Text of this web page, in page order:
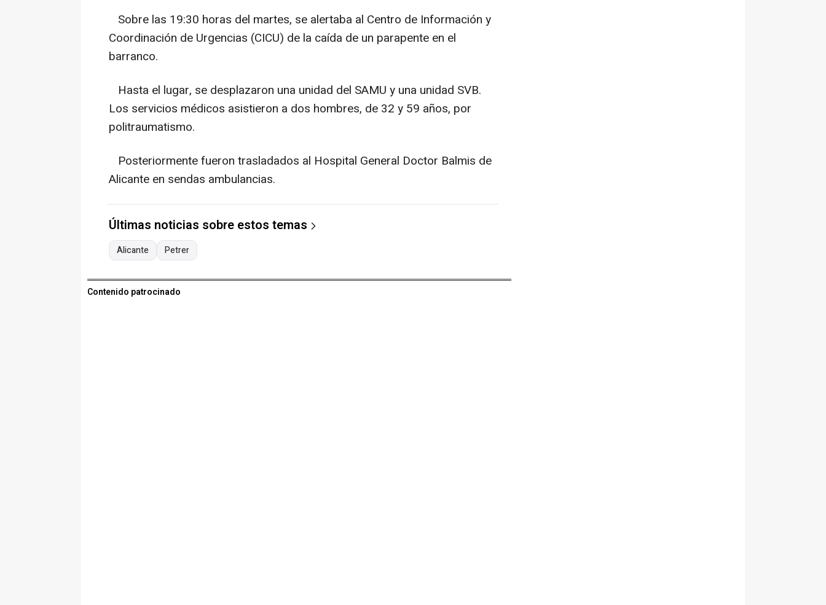
Sobre las 19:30 horas del martes, se alertaba al Centro de Información y
Coordinación de Urgencias (CICU) de la caída de un parapente en el
barranco.
Hasta el lugar, se desplazaron una unidad del SAMU y una unidad SVB.
Los servicios médicos asistieron a dos hombres, de 32 y 59 años, por
politraumatismo.
Posteriormente fueron trasladados al Hospital General Doctor Balmis de
Alicante en sendas ambulancias.
Últimas noticias sobre estos temas
Alicante Petrer
Contenido patrocinado